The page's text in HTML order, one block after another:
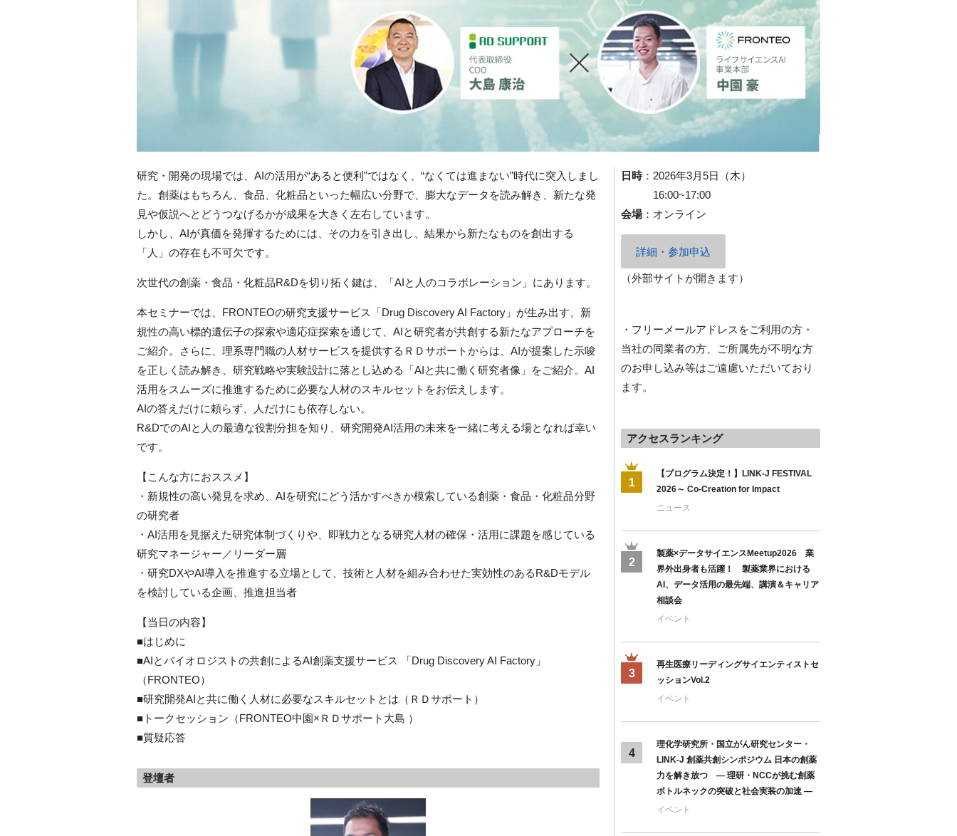
研究・開発の現場では、AIの活用が“あると便利”ではなく、“なくては進まない”時代に突入しまし
た。創薬はもちろん、食品、化粧品といった幅広い分野で、膨大なデータを読み解き、新たな発
見や仮説へとどうつなげるかが成果を大きく左右しています。
しかし、AIが真価を発揮するためには、その力を引き出し、結果から新たなものを創出する
「人」の存在も不可欠です。
次世代の創薬・食品・化粧品R&Dを切り拓く鍵は、「AIと人のコラボレーション」にあります。
本セミナーでは、FRONTEOの研究支援サービス「Drug Discovery AI Factory」が生み出す、新
規性の高い標的遺伝子の探索や適応症探索を通じて、AIと研究者が共創する新たなアプローチを
ご紹介。さらに、理系専門職の人材サービスを提供するＲＤサポートからは、AIが提案した示唆
を正しく読み解き、研究戦略や実験設計に落とし込める「AIと共に働く研究者像」をご紹介。AI
活用をスムーズに推進するために必要な人材のスキルセットをお伝えします。
AIの答えだけに頼らず、人だけにも依存しない。
R&DでのAIと人の最適な役割分担を知り、研究開発AI活用の未来を一緒に考える場となれば幸い
です。
【こんな方におススメ】
・新規性の高い発見を求め、AIを研究にどう活かすべきか模索している創薬・食品・化粧品分野
の研究者
・AI活用を見据えた研究体制づくりや、即戦力となる研究人材の確保・活用に課題を感じている
研究マネージャー／リーダー層
・研究DXやAI導入を推進する立場として、技術と人材を組み合わせた実効性のあるR&Dモデル
を検討している企画、推進担当者
【当日の内容】
■はじめに
■AIとバイオロジストの共創によるAI創薬支援サービス 「Drug Discovery AI Factory」
（FRONTEO）
■研究開発AIと共に働く人材に必要なスキルセットとは（ＲＤサポート）
■トークセッション（FRONTEO中園×ＲＤサポート大島 ）
■質疑応答
登壇者
日時： 2026年3月5日（木）
16:00~17:00
会場： オンライン
詳細・参加申込
（外部サイトが開きます）
・フリーメールアドレスをご利用の方・
当社の同業者の方、ご所属先が不明な方
のお申し込み等はご遠慮いただいており
ます。
アクセスランキング
1
【プログラム決定！】LINK-J FESTIVAL
2026～ Co-Creation for Impact
ニュース
2
製薬×データサイエンスMeetup2026 業
界外出身者も活躍！ 製薬業界における
AI、データ活用の最先端、講演＆キャリア
相談会
イベント
3
再生医療リーディングサイエンティストセ
ッションVol.2
イベント
4
理化学研究所・国立がん研究センター・
LINK-J 創薬共創シンポジウム 日本の創薬
力を解き放つ ― 理研・NCCが挑む創薬
ボトルネックの突破と社会実装の加速 ―
イベント